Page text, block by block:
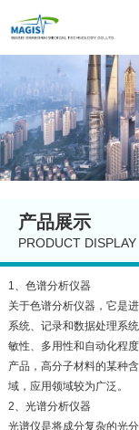
产品展示
PRODUCT DISPLAY
1、色谱分析仪器
关于色谱分析仪器，它是
系统、记录和数据处理系
敏性、多用性和自动化程
产品，高分子材料的某种
域，应用领域较为广泛。
2、光谱分析仪器
光谱仪是将成分复杂的光